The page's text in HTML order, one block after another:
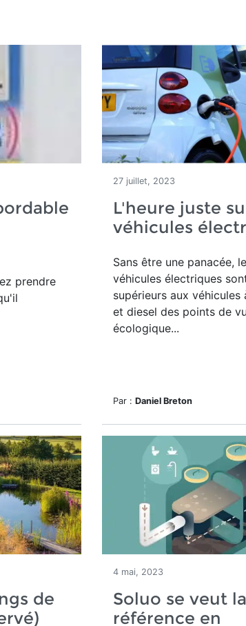
prendre
27 juillet, 2023
L'heure juste
véhicules
Sans être une panacée,
véhicules électriques
supérieurs aux véhicules
et diesel des points de
écologique...
Par : Daniel Breton
de
4 mai, 2023
Soluo se veut la
référence en